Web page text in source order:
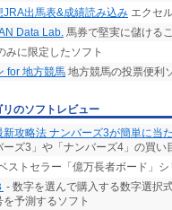
JRA出馬表&成績読み込み エクセ
Data Lab. 馬券で堅実に儲ける
みに限定したソフト
for 地方競馬 地方競馬の投票便利
リのソフトレビュー
攻略法 ナンバーズ3が簡単に当た
ズ3」や「ナンバーズ4」の買い
ストセラー「億万長者ボード」
- 数字を選んで購入する数字選択
予測するソフト